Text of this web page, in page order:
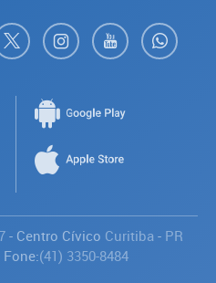
- Centro Cívico Curitiba - PR
(41) 3350-8484